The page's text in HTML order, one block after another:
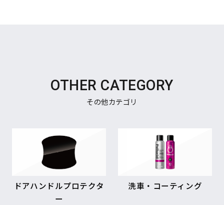
OTHER CATEGORY
その他カテゴリ
ドアハンドルプロテクタ
ー
洗車・コーティング